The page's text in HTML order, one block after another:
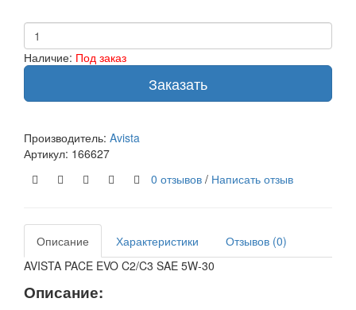
Наличие: Под заказ
Заказать
Производитель: Avista
Артикул: 166627
0 отзывов / Написать отзыв
Описание Характеристики
Отзывов (0)
AVISTA PACE EVO C2/C3 SAE 5W-30
Описание: